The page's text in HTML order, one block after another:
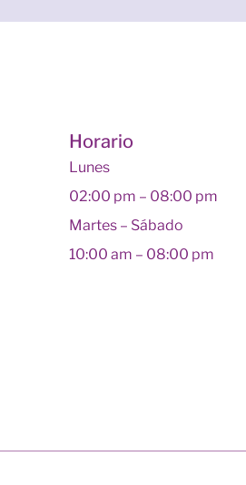
Horario
Lunes
02:00 pm – 08:00 pm
Martes – Sábado
10:00 am – 08:00 pm